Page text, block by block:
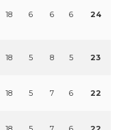
18 6 6 6 24
18 5 8 5 23
18 5 7 6 22